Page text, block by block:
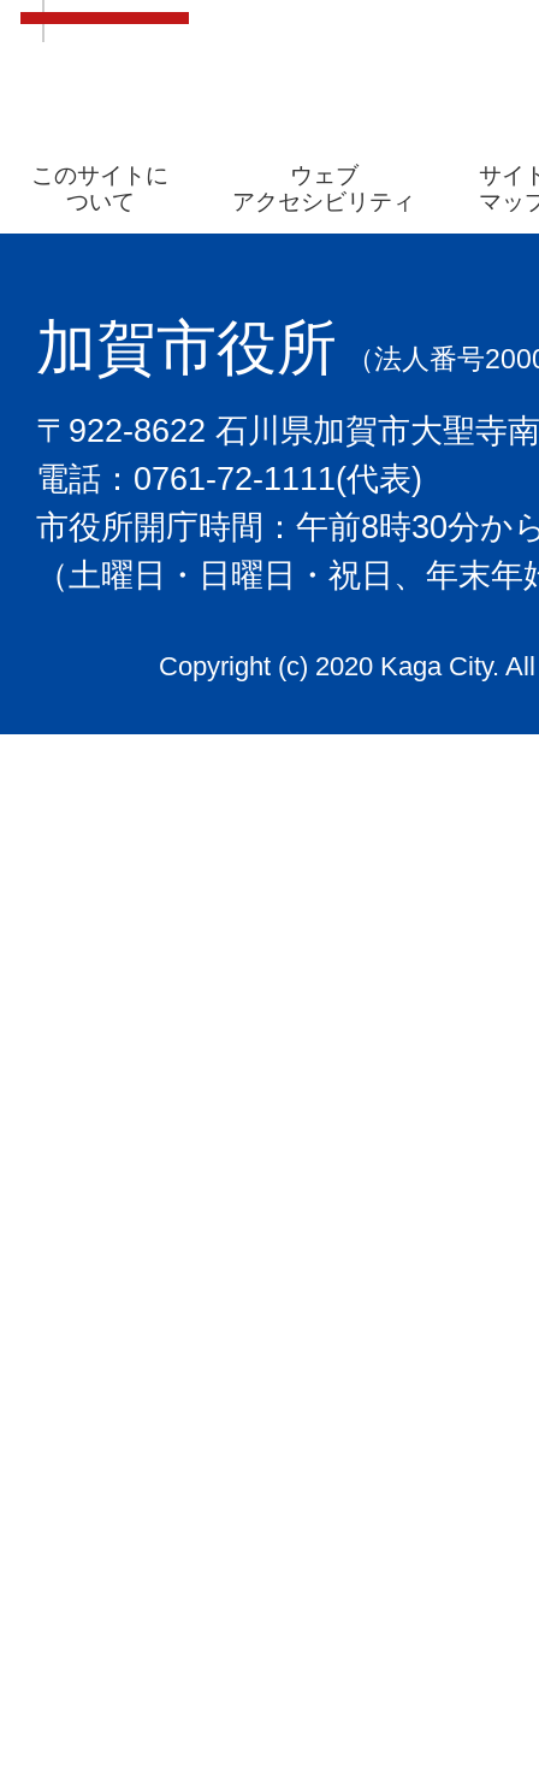
このサイトに
ついて
ウェブ
アクセシビリティ
サイ
マッ
加賀市役所 （法人番号
〒922-8622 石川県加賀市大聖寺
電話：0761-72-1111(代表)
市役所開庁時間：午前8時30分か
（土曜日・日曜日・祝日、年末
Copyright (c) 2020 Kaga City.